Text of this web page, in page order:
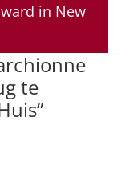
in New
te
”